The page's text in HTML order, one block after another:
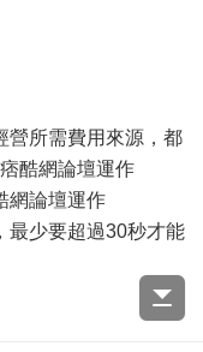
營所需費用來源，都
酷網論壇運作
網論壇運作
最少要超過30秒才能